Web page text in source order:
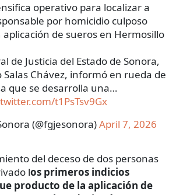
operativo para localizar a
por homicidio culposo
de sueros en Hermosillo
de Justicia del Estado de Sonora,
Salas Chávez, informó en rueda de
que se desarrolla una…
t1PsTsv9Gx
(@fgjesonora)April 7, 2026
del deceso de dos personas
los primeros indicios
producto de la aplicación de